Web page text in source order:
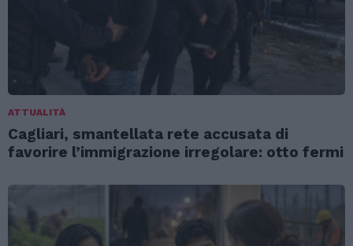
ATTUALITÀ
Cagliari, smantellata rete accusata di
favorire l’immigrazione irregolare: otto fermi